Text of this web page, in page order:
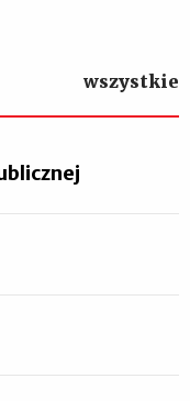
wszystkie